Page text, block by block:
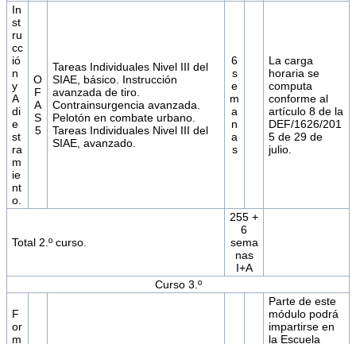
In
st
ru
cc
ió
n
y
A
di
e
st
ra
m
ie
nt
o.
O
F
A
S
5
Tareas Individuales Nivel III del
SIAE, básico. Instrucción
avanzada de tiro.
Contrainsurgencia avanzada.
Pelotón en combate urbano.
Tareas Individuales Nivel III del
SIAE, avanzado.
6
s
e
m
a
n
a
s
La carga
horaria se
computa
conforme al
artículo 8 de la
DEF/1626/201
5 de 29 de
julio.
Total 2.º curso.
255 +
6
sema
nas
I+A
Curso 3.º
F
or
m
Parte de este
módulo podrá
impartirse en
la Escuela